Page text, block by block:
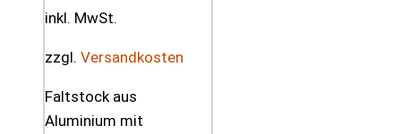
inkl. MwSt.
zzgl. Versandkosten
Faltstock aus
Aluminium mit